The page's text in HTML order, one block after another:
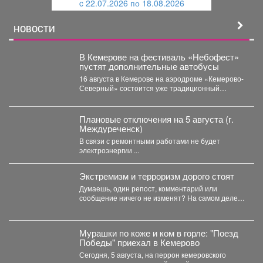
c 22.07.2026 по 18.08.2026
НОВОСТИ
В Кемерове на фестиваль «Небофест»
пустят дополнительные автобусы
16 августа в Кемерове на аэродроме «Кемерово-
Северный» состоится уже традиционный
аэродрома...
Плановые отключения на 5 августа (г.
Междуреченск)
В связи с ремонтными работами не будет
электроэнергии ...
Экстремизм и терроризм дорого стоят
Думаешь, один репост, комментарий или
сообщение ничего не изменят? На самом деле у
Мурашки по коже и ком в горле: "Поезд
Победы" приехал в Кемерово
Сегодня, 5 августа, на перрон кемеровского